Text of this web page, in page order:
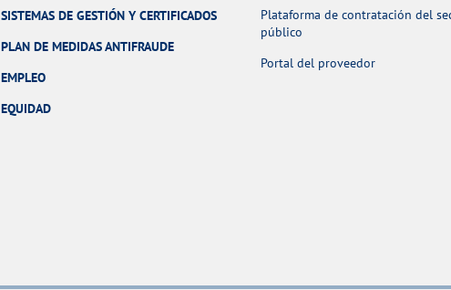
SISTEMAS DE GESTIÓN Y CERTIFICADOS
PLAN DE MEDIDAS ANTIFRAUDE
EMPLEO
EQUIDAD
Plataforma de contratación del
público
Portal del proveedor